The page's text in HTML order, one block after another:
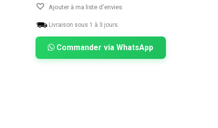
Ajouter à ma liste d'envies
Livraison sous 1 à 3 jours.
Commander via WhatsApp